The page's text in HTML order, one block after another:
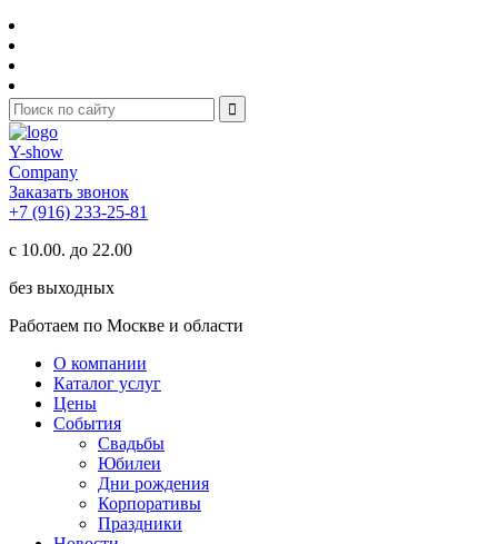
Y-show
Company
Заказать звонок
+7 (916) 233-25-81
с 10.00. до 22.00
без выходных
Работаем по Москве и области
О компании
Каталог услуг
Цены
События
Свадьбы
Юбилеи
Дни рождения
Корпоративы
Праздники